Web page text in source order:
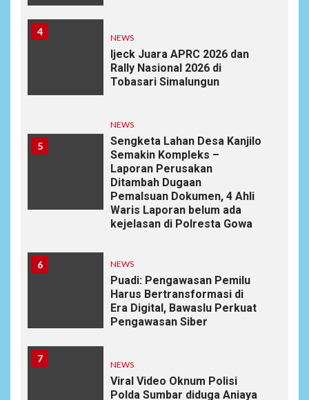
4
NEWS
Ijeck Juara APRC 2026 dan
Rally Nasional 2026 di
Tobasari Simalungun
5
NEWS
Sengketa Lahan Desa Kanjilo
Semakin Kompleks –
Laporan Perusakan
Ditambah Dugaan
Pemalsuan Dokumen, 4 Ahli
Waris Laporan belum ada
kejelasan di Polresta Gowa
6 NEWS
Puadi: Pengawasan Pemilu
Harus Bertransformasi di
Era Digital, Bawaslu Perkuat
Pengawasan Siber
7
NEWS
Viral Video Oknum Polisi
Polda Sumbar diduga Aniaya